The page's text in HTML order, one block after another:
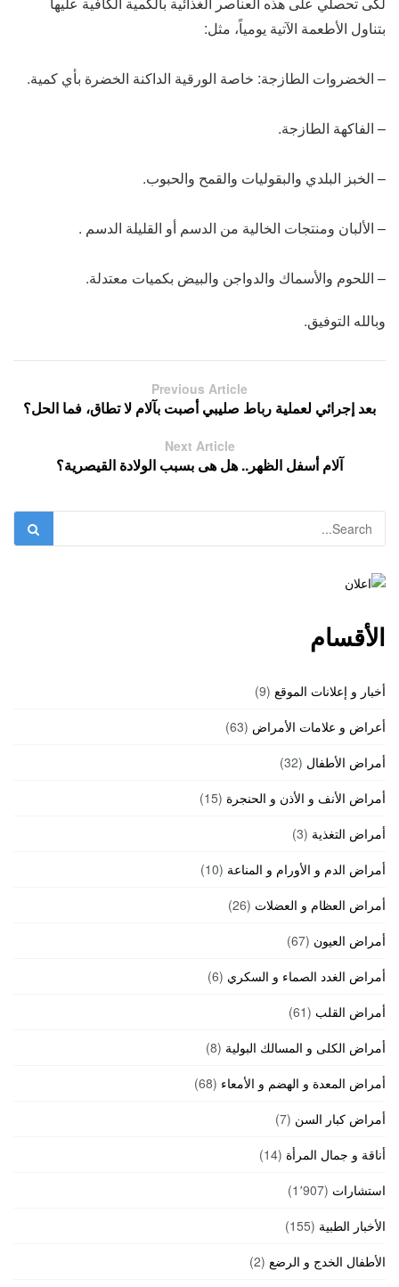
بتناول الأطعمة الآتية يومياً، مثل:
– الخضروات الطازجة: خاصة الورقية الداكنة الخضرة بأي كمية.
– الفاكهة الطازجة.
– الخبز البلدي والبقوليات والقمح والحبوب.
– الألبان ومنتجات الخالية من الدسم أو القليلة الدسم .
– اللحوم والأسماك والدواجن والبيض بكميات معتدلة.
وبالله التوفيق.
Previous Article
بعد إجرائي لعملية رباط صليبي أصبت بآلام لا تطاق، فما الحل؟
Next Article
آلام أسفل الظهر.. هل هى بسبب الولادة القيصرية؟
الأقسام
أخبار و إعلانات الموقع (9)
أعراض و علامات الأمراض (63)
أمراض الأطفال (32)
أمراض الأنف و الأذن و الحنجرة (15)
أمراض التغذية (3)
أمراض الدم و الأورام و المناعة (10)
أمراض العظام و العضلات (26)
أمراض العيون (67)
أمراض الغدد الصماء و السكري (6)
أمراض القلب (61)
أمراض الكلى و المسالك البولية (8)
أمراض المعدة و الهضم و الأمعاء (68)
أمراض كبار السن (7)
أناقة و جمال المرأة (14)
استشارات (1٬907)
الأخبار الطبية (155)
الأطفال الخدج و الرضع (2)